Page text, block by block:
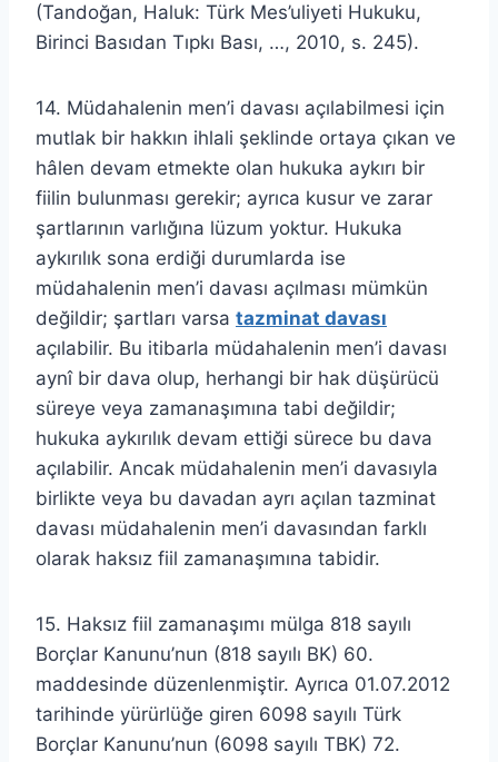
(Tandoğan, Haluk: Türk Mes’uliyeti Hukuku,
Birinci Basıdan Tıpkı Bası, …, 2010, s. 245).
14. Müdahalenin men’i davası açılabilmesi için
mutlak bir hakkın ihlali şeklinde ortaya çıkan ve
hâlen devam etmekte olan hukuka aykırı bir
fiilin bulunması gerekir; ayrıca kusur ve zarar
şartlarının varlığına lüzum yoktur. Hukuka
aykırılık sona erdiği durumlarda ise
müdahalenin men’i davası açılması mümkün
değildir; şartları varsa tazminat davası
açılabilir. Bu itibarla müdahalenin men’i davası
aynî bir dava olup, herhangi bir hak düşürücü
süreye veya zamanaşımına tabi değildir;
hukuka aykırılık devam ettiği sürece bu dava
açılabilir. Ancak müdahalenin men’i davasıyla
birlikte veya bu davadan ayrı açılan tazminat
davası müdahalenin men’i davasından farklı
olarak haksız fiil zamanaşımına tabidir.
15. Haksız fiil zamanaşımı mülga 818 sayılı
Borçlar Kanunu’nun (818 sayılı BK) 60.
maddesinde düzenlenmiştir. Ayrıca 01.07.2012
tarihinde yürürlüğe giren 6098 sayılı Türk
Borçlar Kanunu’nun (6098 sayılı TBK) 72.